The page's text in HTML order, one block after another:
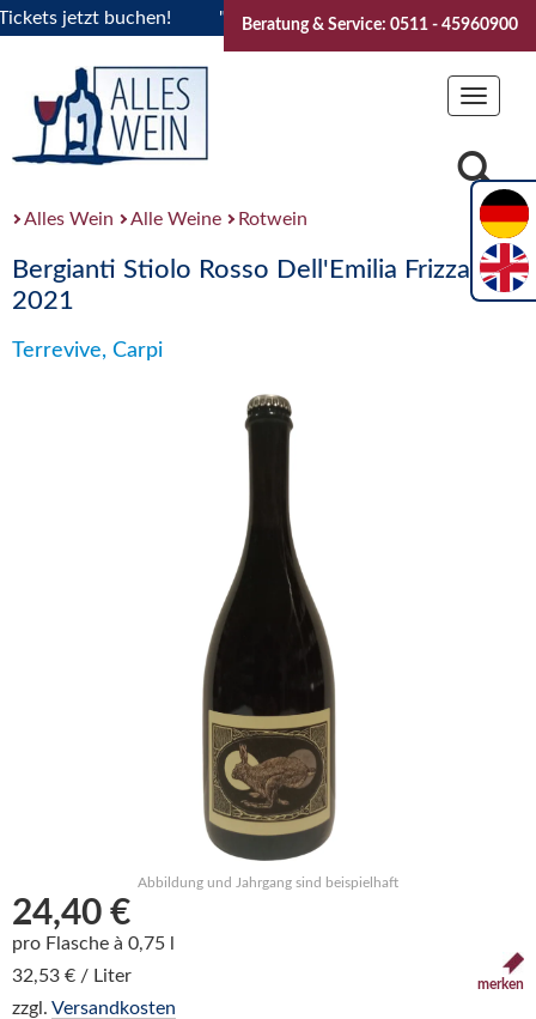
jetzt buchen! "Das Sommerfest 2026" Vive la
Beratung & Service: 0511 - 45960900
Toggle
Alles Wein Alle Weine Rotwein
Bergianti Stiolo Rosso Dell'Emilia Frizzante
2021
Terrevive, Carpi
Abbildung und Jahrgang sind beispielhaft
24,40 €
pro Flasche à 0,75 l
32,53 € / Liter
zzgl. Versandkosten
merken